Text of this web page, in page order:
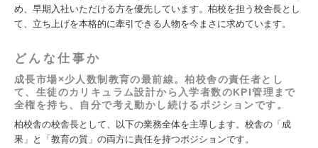
め、早期入社いただける方を優先しています。柏校を担う校舎長とし
て、立ち上げを本格的に牽引できる人物を今まさに求めています。
どんな仕事か
成長市場×少人数制教育の最前線。柏校舎の責任者とし
て、生徒のカリキュラム設計から入学者数のKPI管理まで
全権を持ち、自分で考え動かし続けるポジションです。
柏校舎の校舎長として、以下の業務全体を主導します。校舎の「成
果」と「教育の質」の両方に責任を持つポジションです。